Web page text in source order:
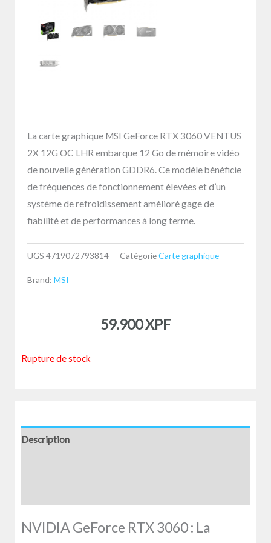
La carte graphique MSI GeForce RTX 3060 VENTUS
2X 12G OC LHR embarque 12 Go de mémoire vidéo
de nouvelle génération GDDR6. Ce modèle bénéficie
de fréquences de fonctionnement élevées et d’un
système de refroidissement amélioré gage de
fiabilité et de performances à long terme.
UGS 4719072793814 CatégorieCarte graphique
Brand: MSI
59.900XPF
Rupture de stock
Description
NVIDIA GeForce RTX 3060 : La